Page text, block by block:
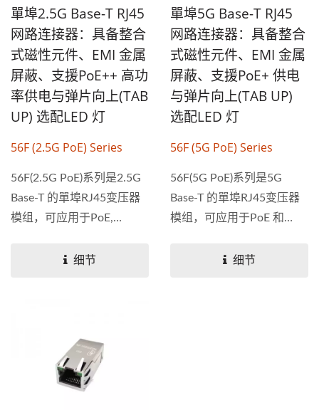
單埠2.5G Base-T RJ45
网路连接器：具备整合
式磁性元件、EMI 金属
屏蔽、支援PoE++ 高功
率供电与弹片向上(TAB
UP) 选配LED 灯
56F (2.5G PoE) Series
56F(2.5G PoE)系列是2.5G
Base-T 的單埠RJ45变压器
模组，可应用于PoE,
细节
單埠5G Base-T RJ45
网路连接器：具备整合
式磁性元件、EMI 金属
屏蔽、支援PoE+ 供电
与弹片向上(TAB UP)
选配LED 灯
56F (5G PoE) Series
56F(5G PoE)系列是5G
Base-T 的單埠RJ45变压器
模组，可应用于PoE 和
细节